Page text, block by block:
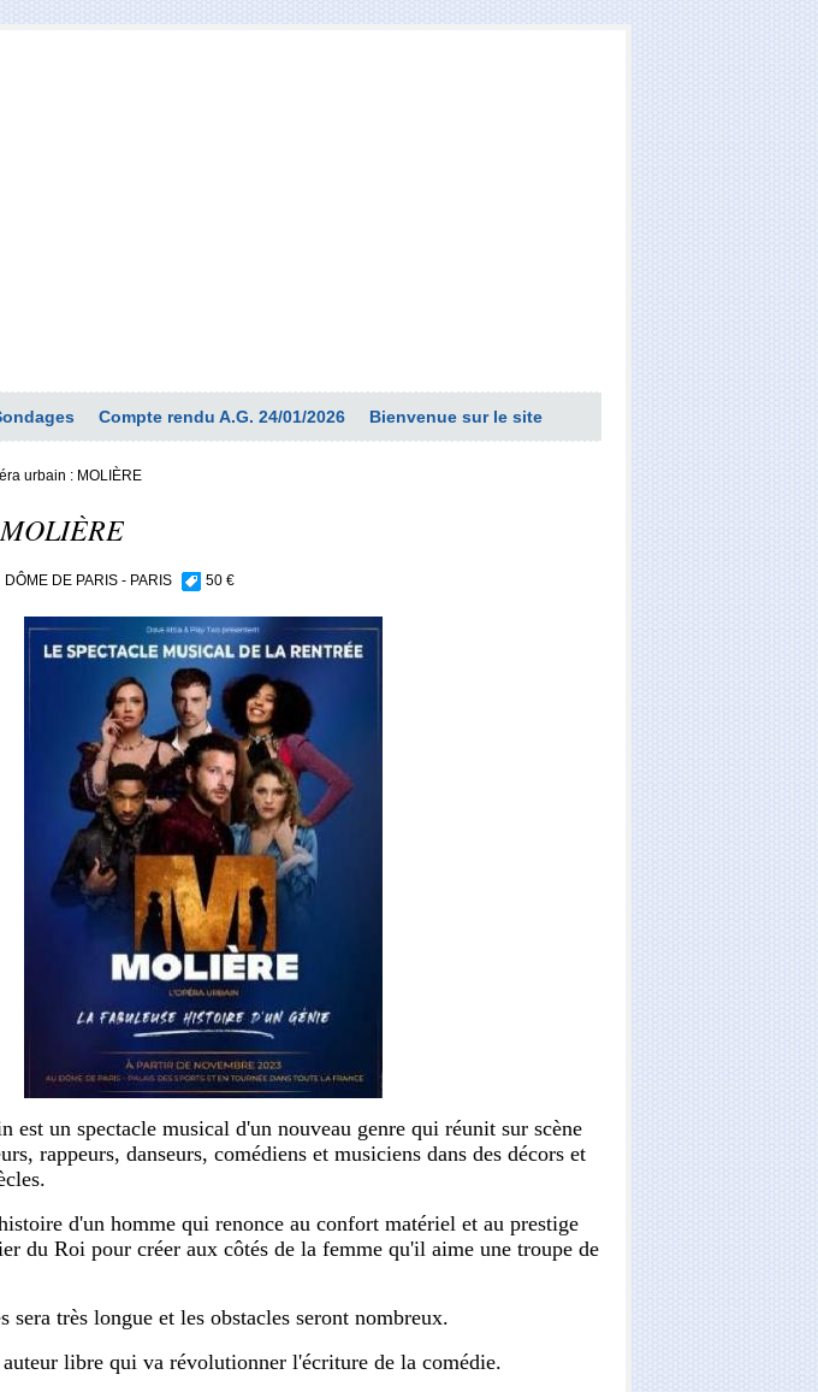
Compte rendu A.G. 24/01/2026 Bienvenue sur le site
urbain : MOLIÈRE
DÔME DE PARIS - PARIS 50 €
est un spectacle musical d'un nouveau genre qui réunit sur scène
rappeurs, danseurs, comédiens et musiciens dans des décors et
d'un homme qui renonce au confort matériel et au prestige
du Roi pour créer aux côtés de la femme qu'il aime une troupe de
sera très longue et les obstacles seront nombreux.
libre qui va révolutionner l'écriture de la comédie.